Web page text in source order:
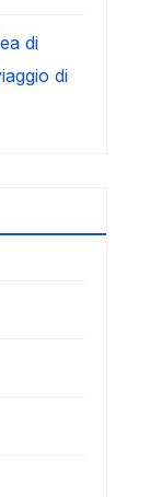
di
di